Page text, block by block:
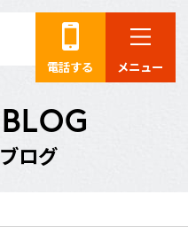
電話する メニュー
BLOG
ブログ